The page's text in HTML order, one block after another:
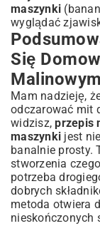
maszynki
wyglądać
Się
Mam nadzieję,
odczarować mit
widzisz,przepis
maszynki jest
banalnie prosty.
stworzenia
potrzeba
dobrych
metoda otwiera
nieskończonych